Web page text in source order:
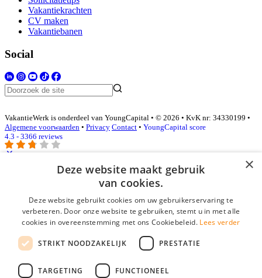
Vakantiekrachten
CV maken
Vakantiebanen
Social
VakantieWerk is onderdeel van YoungCapital • © 2026 • KvK nr: 34330199 •
Algemene voorwaarden • Privacy Contact • YoungCapital score
4.3 - 3366 reviews
E-mail*
Wachtwoord
login gegevens onthouden
login
×
Deze website maakt gebruik
van cookies.
Deze website gebruikt cookies om uw gebruikerservaring te
verbeteren. Door onze website te gebruiken, stemt u in met alle
cookies in overeenstemming met ons Cookiebeleid. Lees verder
STRIKT NOODZAKELIJK PRESTATIE
TARGETING FUNCTIONEEL